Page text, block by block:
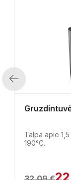
Previous
Talpa apie
190°C.